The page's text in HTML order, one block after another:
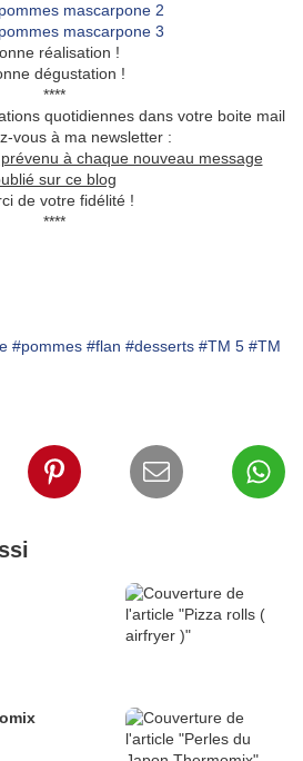
réalisation !
dégustation !
****
quotidiennes dans votre boite mail
vous à ma newsletter :
à chaque nouveau message
sur ce blog
de votre fidélité !
****
#pommes #flan #desserts #TM 5 #TM